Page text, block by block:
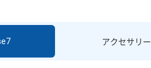
アクセサリー